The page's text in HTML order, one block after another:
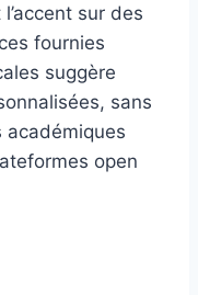
sur des
fournies
suggère
sans
académiques
open